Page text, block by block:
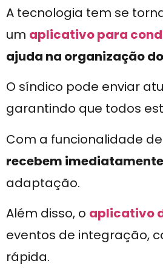
A tecnologia tem se
um aplicativo para
ajuda na organização
O síndico pode enviar
garantindo que todos
Com a funcionalidade de
recebem
adaptação.
Além disso, o aplicativo
eventos de integração,
rápida.